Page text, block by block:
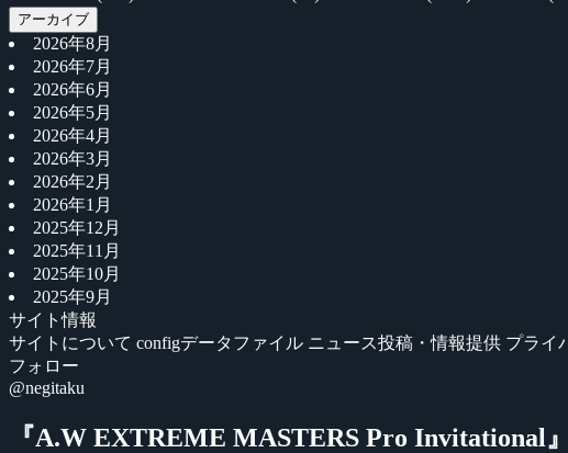
アーカイブ
2026年8月
2026年7月
2026年6月
2026年5月
2026年4月
2026年3月
2026年2月
2026年1月
2025年12月
2025年11月
2025年10月
2025年9月
サイト情報
サイトについて configデータファイル ニュース投稿・情報提供 プライ
フォロー
@negitaku
『A.W EXTREME MASTERS Pro Invitational